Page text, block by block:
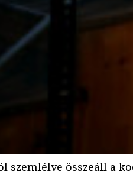
szemlélve összeáll a